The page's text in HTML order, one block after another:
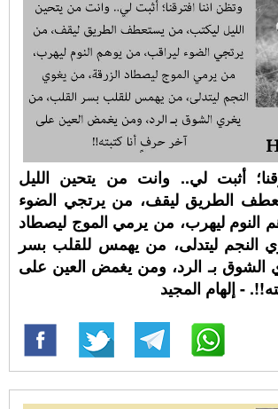
أثبت لي.. وانت من يتحين الليل
الطريق ليقف، من يرتجي الضوء
النوم ليهرب، من يرمي الموج ليصطاد
النجم ليتدلى، من يهمس للقلب بسر
الشوق بـ الرد، ومن يغمض العين على
- إلهام المجيد